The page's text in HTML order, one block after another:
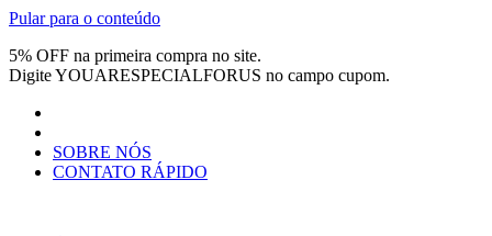
Pular para o conteúdo
5% OFF na primeira compra no site.
DigiteYOUARESPECIALFORUS no campo cupom.
SOBRE NÓS
CONTATO RÁPIDO